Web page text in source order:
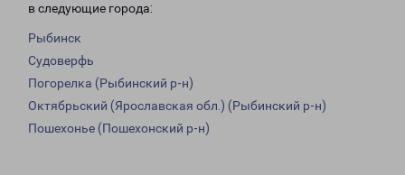
в следующие города:
Рыбинск
Судоверфь
Погорелка (Рыбинский р-н)
Октябрьский (Ярославская обл.) (Рыбинский р-н)
Пошехонье (Пошехонский р-н)